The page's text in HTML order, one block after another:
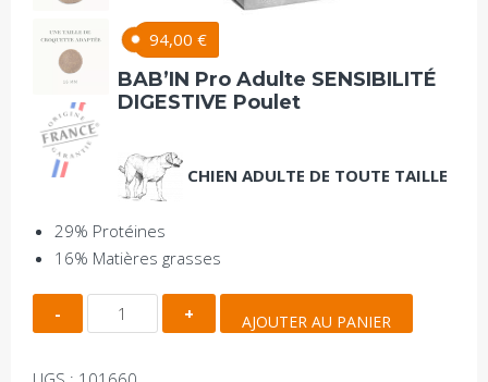
94,00 €
BAB’IN Pro Adulte SENSIBILITÉ
DIGESTIVE Poulet
CHIEN ADULTE DE TOUTE TAILLE
29% Protéines
16% Matières grasses
quantité
de
AJOUTER AU PANIER